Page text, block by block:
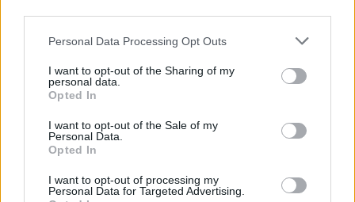
Please note that this website/app uses one or more Google
not limited to your visit or usage behaviour. You may click to
grant or deny consent to Google and its third-party tags to
use your data for below specified purposes in below Google
consent section.
Personal Data Processing Opt Outs
I want to opt-out of the Sharing of my
personal data.
Opted In
I want to opt-out of the Sale of my
Personal Data.
Opted In
I want to opt-out of processing my
Personal Data for Targeted Advertising.
Fokus på Ski Classics
Trots frustration över nederlaget har Myhlback
ändå fokus på att tävla. I framtiden kommer
han i stället att satsa på betydligt längre lopp än
10 km.